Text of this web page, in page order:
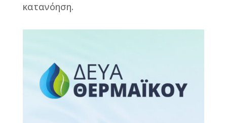
κατανόηση.